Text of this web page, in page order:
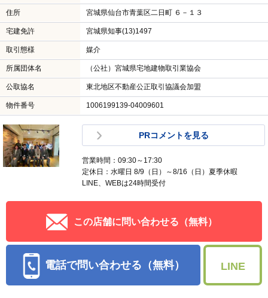
住所 宮城県仙台市青葉区二日町 ６－１３
宅建免許 宮城県知事(13)1497
取引態様 媒介
所属団体名 （公社）宮城県宅地建物取引業協会
公取協名 東北地区不動産公正取引協議会加盟
物件番号 1006199139-04009601
PRコメントを見る
営業時間：09:30～17:30
定休日：水曜日 8/9（日）～8/16（日）夏季休暇
LINE、WEBは24時間受付
この店舗に問い合わせる（無料）
電話で問い合わせる（無料） LINE